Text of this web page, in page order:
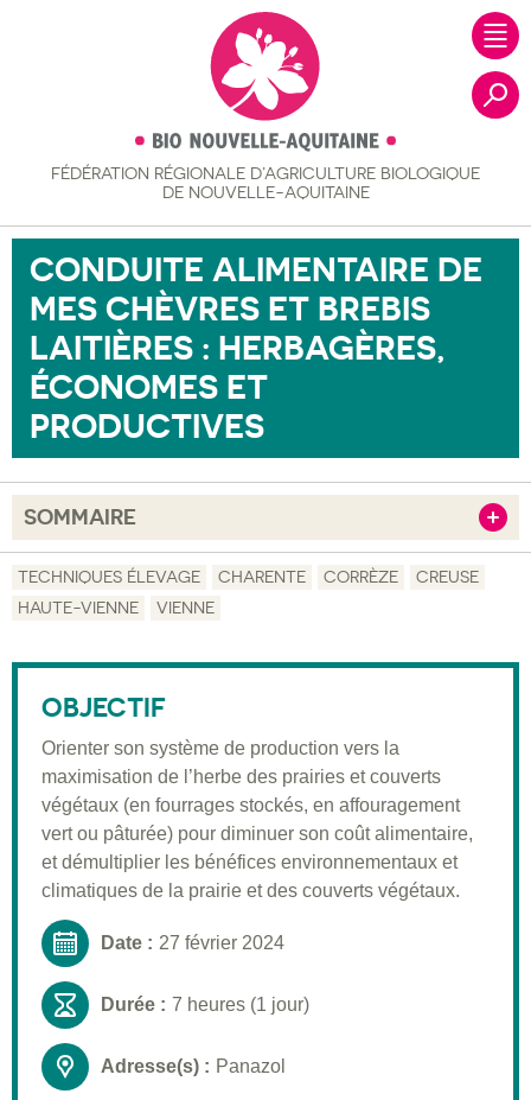
FÉDÉRATION RÉGIONALE D’AGRICULTURE BIOLOGIQUE
DE NOUVELLE-AQUITAINE
CONDUITE ALIMENTAIRE DE
MES CHÈVRES ET BREBIS
LAITIÈRES : HERBAGÈRES,
ÉCONOMES ET
PRODUCTIVES
SOMMAIRE
Description
Public visé
Pré-requis
Validation
Moyens pédagogiques
Informations pratiques
TECHNIQUES ÉLEVAGE CHARENTE CORRÈZE
CREUSE
HAUTE-VIENNE
VIENNE
OBJECTIF
Orienter son système de production vers la
maximisation de l’herbe des prairies et couverts
végétaux (en fourrages stockés, en affouragement
vert ou pâturée) pour diminuer son coût alimentaire,
et démultiplier les bénéfices environnementaux et
climatiques de la prairie et des couverts végétaux.
Date : 27 février 2024
Durée : 7 heures (1 jour)
Adresse(s) : Panazol